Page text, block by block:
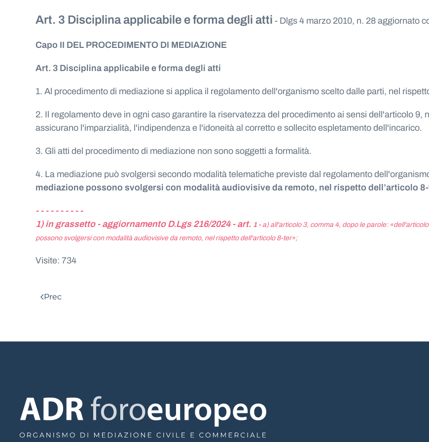
Art. 3 Disciplina applicabile e forma degli atti - Dlgs 4 marzo 2010, n. 28 aggiornato
Capo II DEL PROCEDIMENTO DI MEDIAZIONE
Art. 3 Disciplina applicabile e forma degli atti
1. Al procedimento di mediazione si applica il regolamento dell'organismo scelto dalle parti, nel
2. Il regolamento deve in ogni caso garantire la riservatezza del procedimento ai sensi dell'articolo 9,
assicurano l'imparzialità, l'indipendenza e l'idoneità al corretto e sollecito espletamento dell'incarico.
3. Gli atti del procedimento di mediazione non sono soggetti a formalità.
4. La mediazione può svolgersi secondo modalità telematiche previste dal regolamento
mediazione possono svolgersi con modalità audiovisive da remoto, nel rispetto dell’articolo 8-
- - - - - - - - - -
1) in grassetto - aggiornamento D.Lgs 216/2024 - art. 1 - a) all'articolo 3, comma 4, dopo le parole:
possono svolgersi con modalità audiovisive da remoto, nel rispetto dell'articolo 8-ter»;
Visite: 734
Prec